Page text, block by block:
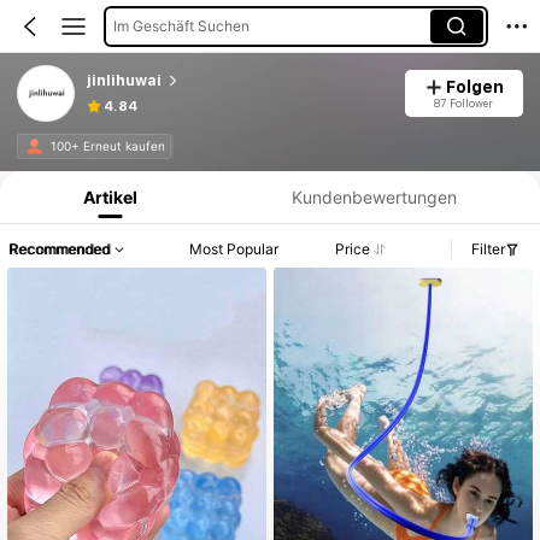
Im Geschäft Suchen
jinlihuwai
4.84
Folgen
87 Follower
100+ Erneut kaufen
Produktinformation: Preisangabe, Verkaufs- und Lagerbestandsdetails.
Artikel Kundenbewertungen
Recommended Most Popular Price Filter